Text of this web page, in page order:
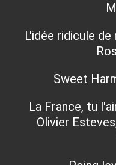
L'idée ridicule
Sweet
La France, tu
Olivier